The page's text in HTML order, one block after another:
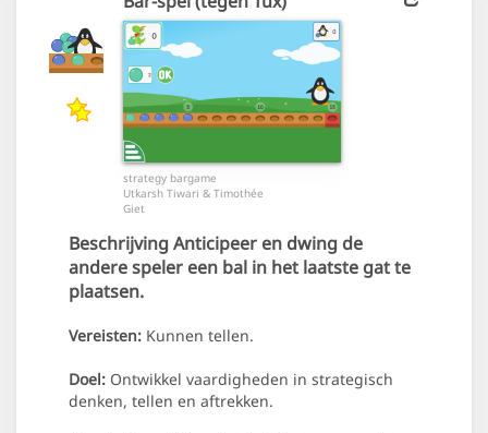
strategy bargame
Utkarsh Tiwari & Timothée
Giet
BeschrijvingAnticipeer en dwing de
andere speler een bal in het laatste gat te
plaatsen.
Vereisten: Kunnen tellen.
Doel: Ontwikkel vaardigheden in strategisch
denken, tellen en aftrekken.